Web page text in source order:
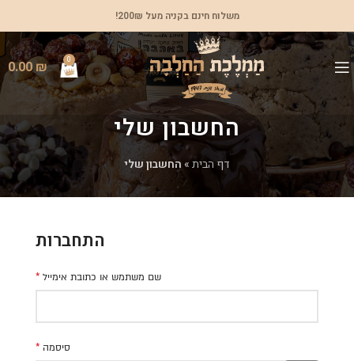
משלוח חינם בקניה מעל 200₪!
0
0.00₪
החשבון שלי
דף הבית»החשבון שלי
התחברות
שם משתמש או כתובת אימייל *
סיסמה *